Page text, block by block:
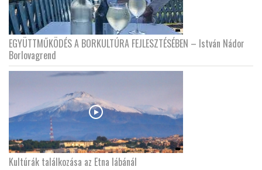
EGYÜTTMŰKÖDÉS A BORKULTÚRA FEJLESZTÉSÉBEN – István Nádor
Borlovagrend
Kultúrák találkozása az Etna lábánál